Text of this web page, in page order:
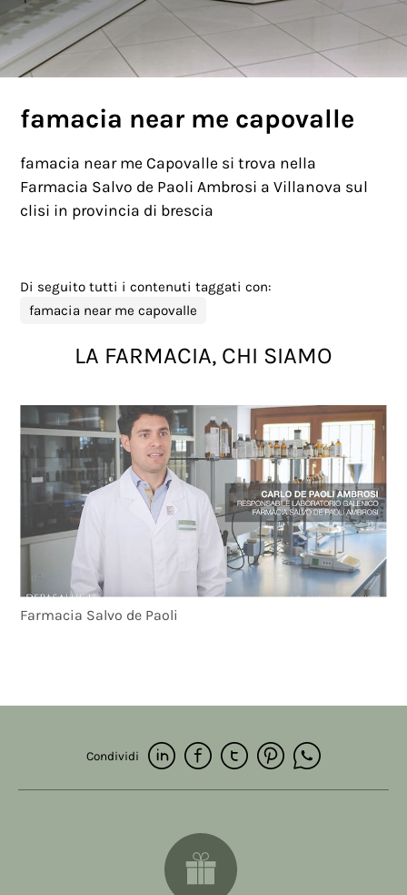
famacia near me capovalle
famacia near me Capovalle si trova nella
Farmacia Salvo de Paoli Ambrosi a Villanova sul
clisi in provincia di brescia
Di seguito tutti i contenuti taggati con:
famacia near me capovalle
LA FARMACIA, CHI SIAMO
Farmacia Salvo de Paoli
Condividi